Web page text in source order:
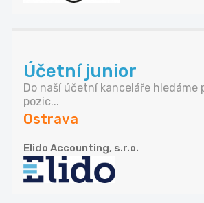
Účetní junior
Do naší účetní kanceláře hledáme
pozic...
Ostrava
Elido Accounting, s.r.o.